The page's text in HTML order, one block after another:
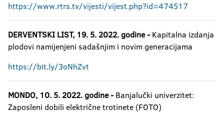
https://www.rtrs.tv/vijesti/vijest.php?id=474517
DERVENTSKI LIST, 19. 5. 2022. godine -Kapitalna izdanja
plodovi namijenjeni sadašnjim i novim generacijama
https://bit.ly/3oNhZvt
MONDO, 10. 5. 2022. godine -Banjalučki univerzitet:
Zaposleni dobili električne trotinete (FOTO)